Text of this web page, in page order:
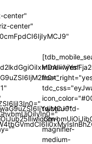
center"
center"
inline="yes"
tdicon="td-
icon-
magnifier-
medium-